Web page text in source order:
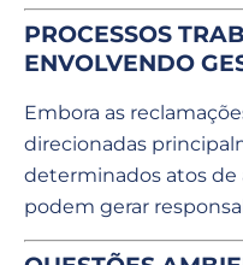
PROCESSOS
ENVOLVENDO
Embora as
direcionadas
determinados atos
podem gerar